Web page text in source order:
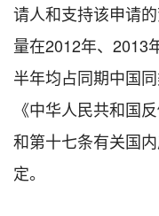
请人和支持该申请
量在2012年、 2013
半年均占同期中国
《中华人民共和国
和第十七条有关国
定。